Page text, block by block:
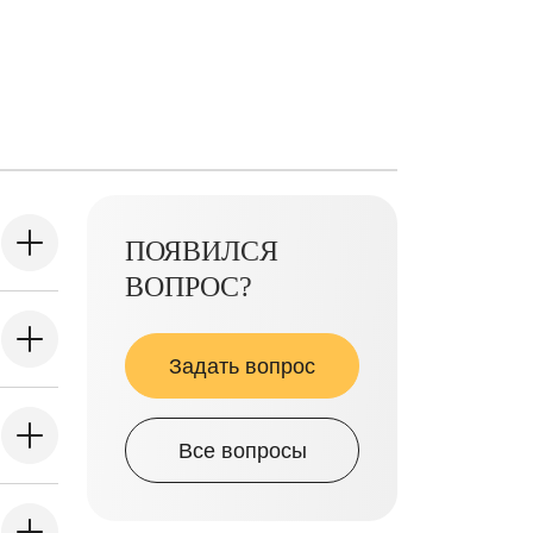
ПОЯВИЛСЯ
ВОПРОС?
Задать вопрос
Все вопросы